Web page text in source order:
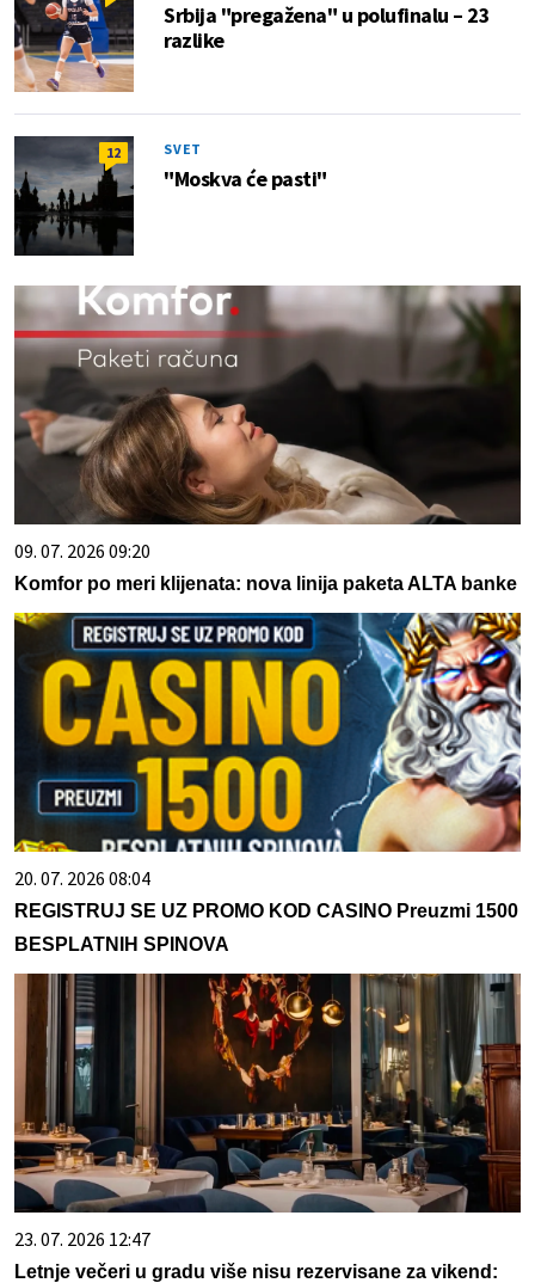
Srbija "pregažena" u polufinalu – 23
razlike
12 SVET
"Moskva će pasti"
09. 07. 2026 09:20
Komfor po meri klijenata: nova linija paketa ALTA banke
20. 07. 2026 08:04
REGISTRUJ SE UZ PROMO KOD CASINO Preuzmi 1500
BESPLATNIH SPINOVA
23. 07. 2026 12:47
Letnje večeri u gradu više nisu rezervisane za vikend: